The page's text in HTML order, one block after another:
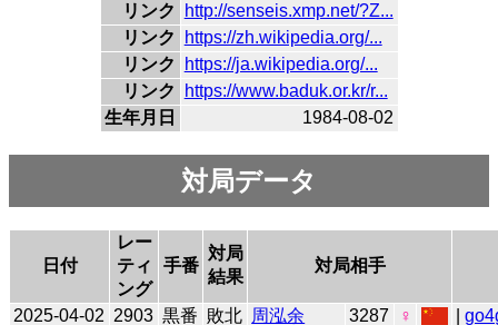
リンク
http://senseis.xmp.net/?Z...
リンク
https://zh.wikipedia.org/...
リンク
https://ja.wikipedia.org/...
リンク
https://www.baduk.or.kr/r...
生年月日
1984-08-02
対局データ
日付
レー
ティ
ング
手番
対局
結果
対局相手
2025-04-02 2903 黒番 敗北 周泓余 3287 ♀ |